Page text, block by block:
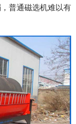
，普通磁选机难以有